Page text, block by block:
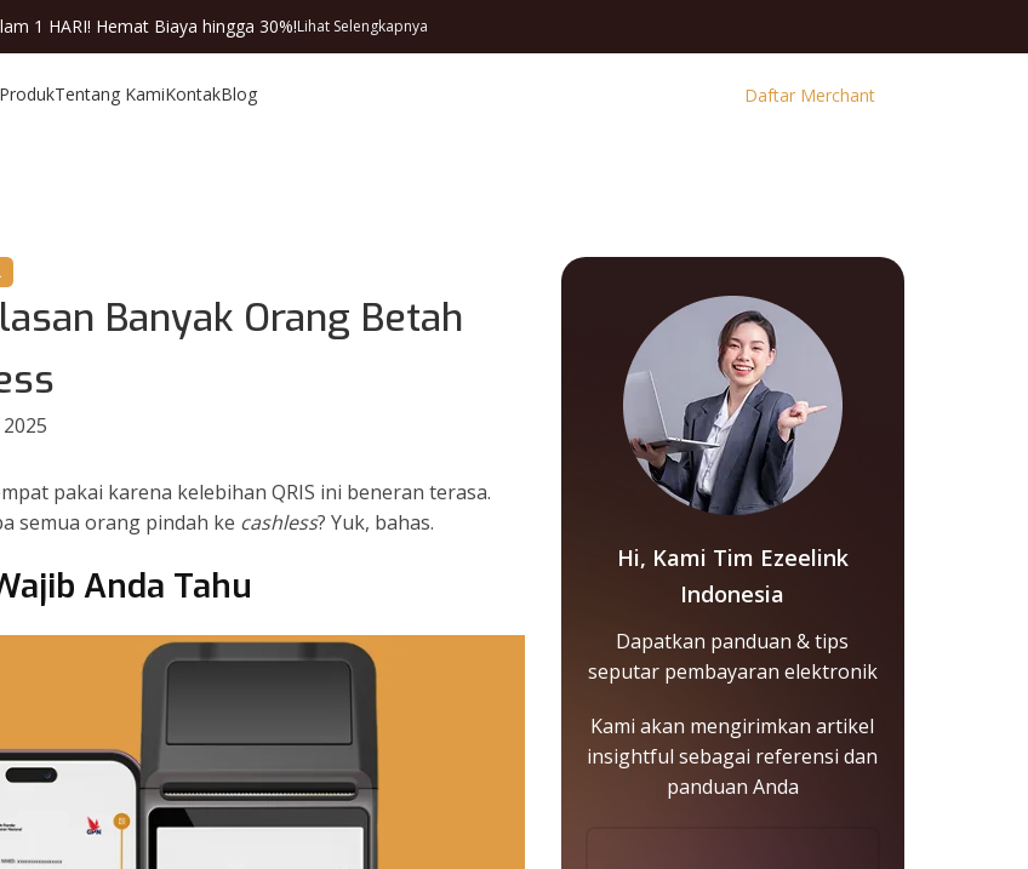
1 HARI! Hemat Biaya hingga 30%!Lihat Selengkapnya
ProdukTentang KamiKontakBlog Daftar Merchant
Banyak Orang Betah
pakai karena kelebihan QRIS ini beneran terasa.
semua orang pindah ke cashless? Yuk, bahas.
Anda Tahu
Hi, Kami Tim Ezeelink
Indonesia
Dapatkan panduan & tips
seputar pembayaran elektronik
Kami akan mengirimkan artikel
insightful sebagai referensi dan
panduan Anda